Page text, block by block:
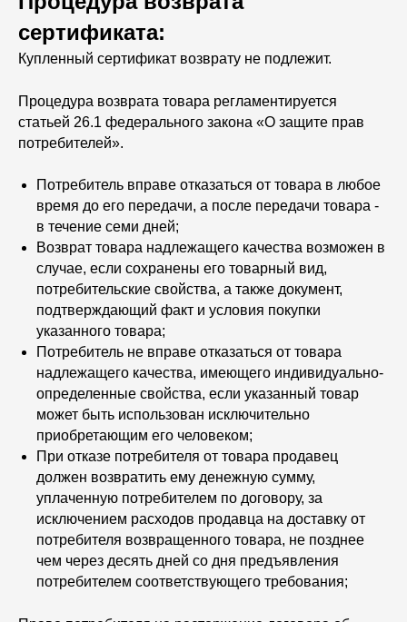
сертификата:
Купленный сертификат возврату не подлежит.
Процедура возврата товара регламентируется
статьей 26.1 федерального закона «О защите прав
потребителей».
Потребитель вправе отказаться от товара в любое
время до его передачи, а после передачи товара -
в течение семи дней;
Возврат товара надлежащего качества возможен в
случае, если сохранены его товарный вид,
потребительские свойства, а также документ,
подтверждающий факт и условия покупки
указанного товара;
Потребитель не вправе отказаться от товара
надлежащего качества, имеющего индивидуально-
определенные свойства, если указанный товар
может быть использован исключительно
приобретающим его человеком;
При отказе потребителя от товара продавец
должен возвратить ему денежную сумму,
уплаченную потребителем по договору, за
исключением расходов продавца на доставку от
потребителя возвращенного товара, не позднее
чем через десять дней со дня предъявления
потребителем соответствующего требования;
ОНЛАЙН ЗАПИСЬ